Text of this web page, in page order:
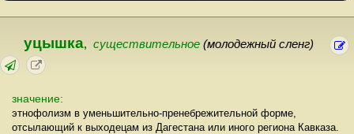
уцышка, существительное (молодежный сленг)
значение:
этнофолизм в уменьшительно-пренебрежительной форме,
отсылающий к выходецам из Дагестана или иного региона Кавказа.